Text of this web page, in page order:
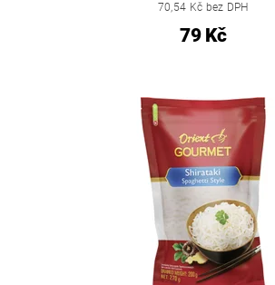
70,54 Kč bez DPH
79 Kč